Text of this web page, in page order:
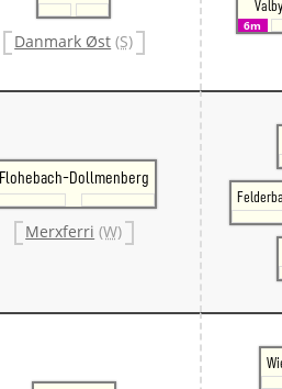
Danmark Øst (S)
6m
Flohebach-Dollmenberg
Merxferri (W)